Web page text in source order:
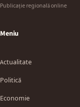
Publicație regională online
Meniu
Actualitate
Politică
Economie